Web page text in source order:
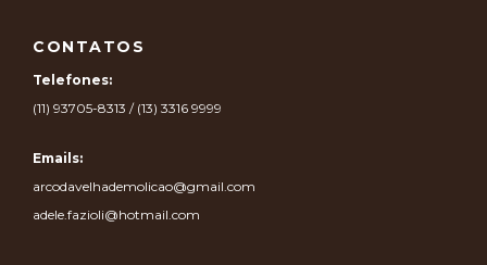
CONTATOS
Telefones:
(11) 93705-8313 / (13) 3316 9999
Emails:
arcodavelhademolicao@gmail.com
adele.fazioli@hotmail.com